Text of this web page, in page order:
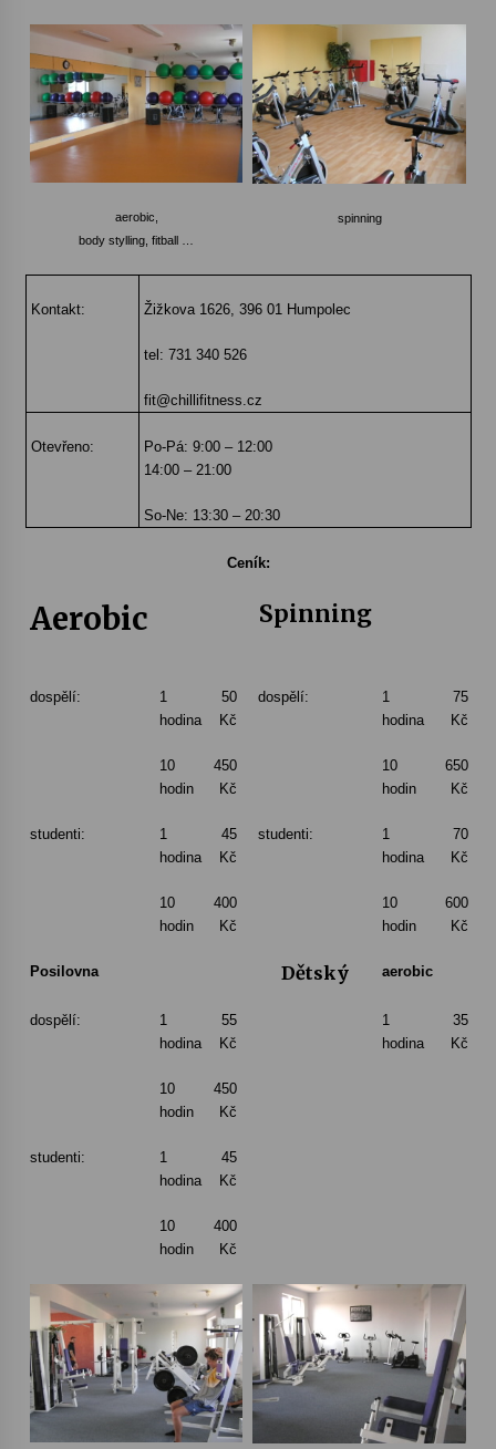
Letní koncerty ve Stromovce: Kolchoz a
Jenakaši
28. 7. 2026
Votavžatský ploty
Letní koncerty ve Stromovce: Rufus Miller
22. 7. 2026
Vysočinka
Ozvěny prázdnin
14. 7. 2026
odkaz Josefa Čapka
3. 7. 2026
30. 6. 2026
aerobic,
body stylling, fitball …
spinning
Kontakt: Žižkova 1626, 396 01 Humpolec
tel: 731 340 526
fit@chillifitness.cz
Otevřeno:
Po-Pá: 9:00 – 12:00
14:00 – 21:00
So-Ne: 13:30 – 20:30
Ceník:
Aerobic Spinning
dospělí:
1
hodina
10
hodin
50
Kč
450
Kč
dospělí:
1
hodina
10
hodin
75
Kč
650
Kč
studenti:
1
hodina
10
hodin
45
Kč
400
Kč
studenti:
1
hodina
10
hodin
70
Kč
600
Kč
Posilovna Dětský aerobic
dospělí:
1
hodina
10
hodin
55
Kč
450
Kč
1
hodina
35
Kč
studenti:
1
hodina
10
hodin
45
Kč
400
Kč